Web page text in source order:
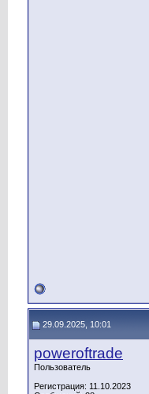
29.09.2025, 10:01
poweroftrade
Пользователь
Регистрация: 11.10.2023